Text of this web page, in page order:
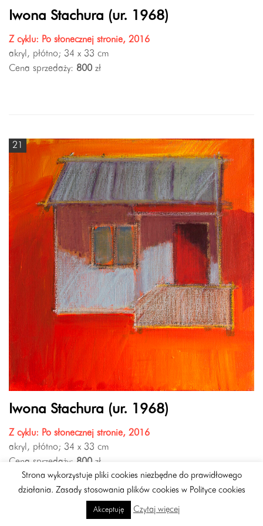
Iwona Stachura (ur. 1968)
Z cyklu: Po słonecznej stronie, 2016
akryl, płótno; 34 x 33 cm
Cena sprzedaży: 800 zł
21
Iwona Stachura (ur. 1968)
Z cyklu: Po słonecznej stronie, 2016
akryl, płótno; 34 x 33 cm
Cena sprzedaży: 800 zł
Strona wykorzystuje pliki cookies niezbędne do prawidłowego
działania. Zasady stosowania plików cookies w Polityce cookies
Akceptuję Czytaj więcej